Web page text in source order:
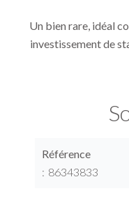
Un bien rare, idéal
investissement de
Référence
86343833